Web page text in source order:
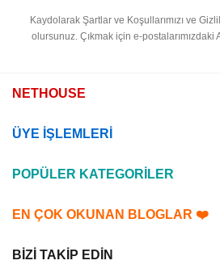
Kaydolarak Şartlar ve Koşullarımızı ve
olursunuz. Çıkmak için e-postalarımızdaki
NETHOUSE
ÜYE İŞLEMLERİ
POPÜLER KATEGORİLER
EN ÇOK OKUNAN BLOGLAR ❤️
BİZİ TAKİP EDİN